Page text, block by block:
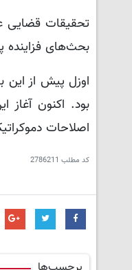
تحقیقات قضایی
بحث‌های فزاینده
اوزل پیش از این
بود. اکنون
اصلاحات
کد مطلب 2786211